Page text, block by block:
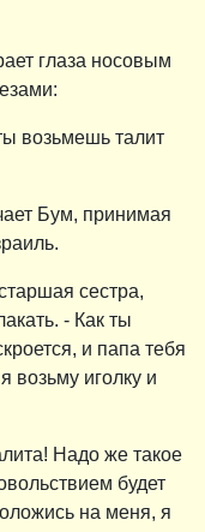
глаза носовым
возьмешь талит
Бум, принимая
сестра,
- Как ты
и папа тебя
возьму иголку и
Надо же такое
будет
на меня, я